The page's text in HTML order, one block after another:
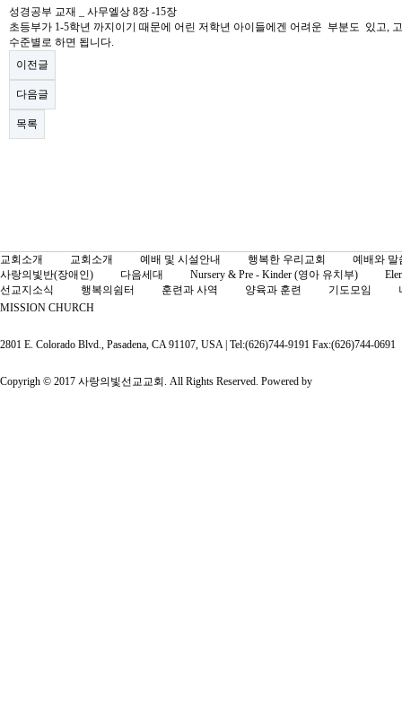
성경공부 교재 _ 사무엘상 8장 -15장
초등부가 1-5학년 까지이기 때문에 어린 저학년 아이들에겐 어려운 부분도 있고,
수준별로 하면 됩니다.
이전글
다음글
목록
교회소개 교회소개 예배 및 시설안내 행복한 우리교회
예배와 말
사랑의빛반(장애인)
다음세대 Nursery & Pre - Kinder (영아 유치부)
선교지소식
행복의쉼터 훈련과 사역 양육과 훈련 기도모임
MISSION CHURCH
2801 E. Colorado Blvd., Pasadena, CA 91107, USA | Tel:(626)744-9191 Fax:(626)744-0691
Copyrigh © 2017 사랑의빛선교교회. All Rights Reserved. Powered by